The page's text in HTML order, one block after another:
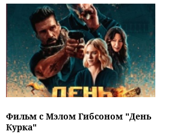
Фильм с Мэлом Гибсоном "День
Курка"